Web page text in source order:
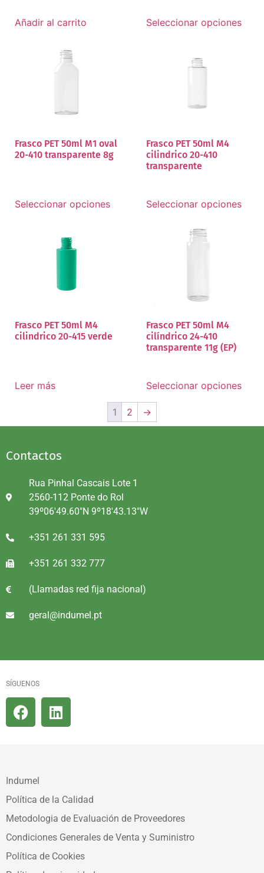
Añadir al carrito Seleccionar opciones
Frasco PET 50ml M1 oval
20-410 transparente 8g
Seleccionar opciones
Frasco PET 50ml M4
cilindrico 20-410
transparente
Seleccionar opciones
Frasco PET 50ml M4
cilindrico 20-415 verde
Leer más
Frasco PET 50ml M4
cilíndrico 24-410
transparente 11g (EP)
Seleccionar opciones
1 2 →
Contactos
Rua Pinhal Cascais Lote 1
2560-112 Ponte do Rol
39º06'49.60"N 9º18'43.13"W
+351 261 331 595
+351 261 332 777
(Llamadas red fija nacional)
geral@indumel.pt
SÍGUENOS
Indumel
Política de la Calidad
Metodologia de Evaluación de Proveedores
Condiciones Generales de Venta y Suministro
Política de Cookies